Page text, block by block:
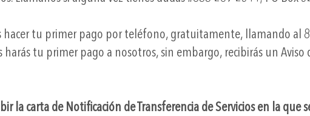
hacer tu primer pago por teléfono, gratuitamente, llamando al
tu primer pago a nosotros, sin embargo, recibirás un
la carta de Notificación de Transferencia de Servicios en la